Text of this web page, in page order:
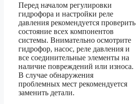
Перед началом регулировки
гидрофора и настройки реле
давления рекомендуется проверить
состояние всех компонентов
системы. Внимательно осмотрите
гидрофор, насос, реле давления и
все соединительные элементы на
наличие повреждений или износа.
В случае обнаружения
проблемных мест рекомендуется
заменить детали.